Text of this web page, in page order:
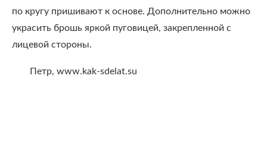
по кругу пришивают к основе. Дополнительно можно
украсить брошь яркой пуговицей, закрепленной с
лицевой стороны.
Петр, www.kak-sdelat.su